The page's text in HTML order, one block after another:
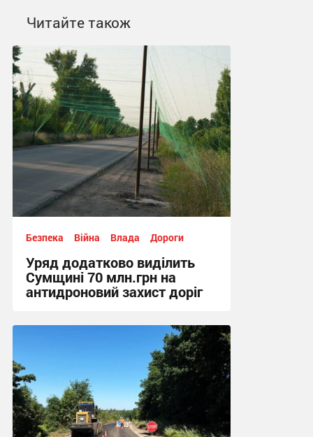
Читайте також
Безпека Війна Влада Дороги
Уряд додатково виділить
Сумщині 70 млн.грн на
антидроновий захист доріг